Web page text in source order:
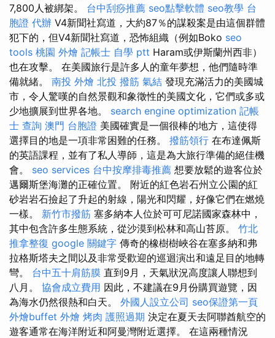
7,800人被綁架。 台中刮痧推薦 seo點擊軟體 seo教學 台
胞證 代辦 V4新聞社寫道，大約87％的謀殺案是由這個群體
犯下的，但V4新聞社寫道，恐怖組織（例如Boko seo
tools 桃園 外燴 記帳士 自學 ptt Haram或伊斯蘭州西非）
也在攻擊。 在美國旅行是許多人的童年夢想，他們隨時準
備就緒。 南投 外燴 北投 撥筋 氣結 發現充滿活力的美國城
市，令人驚嘆的自然景觀和象徵性的美國文化，它們或多或
少地擴展到世界各地。 search engine optimization 記帳
士 查詢 澳門 台胞證 美國確實是一個很棒的地方，這使得
選擇目的地是一項非常困難的任務。 撥筋領行 在布達佩斯
的英語課程，並有了私人導師，這是為大旅行準備的絕佳機
會。 seo services 台中按摩排毒推薦 想要放鬆的遊客位於
邁爾斯堡海灘的正確位置。 附近的紅色岩石州立公園的紅
砂岩岩石撿起了升起的射線，陽光和閃耀，好像它們在燃燒
一樣。 新竹市撥筋 塞多納本人位於可可尼諾國家森林中，
其中包含許多生態系統，從沙漠到松林和高山苔原。 竹北
推拿整復 google 關鍵字 傳奇的橡樹樹峽谷在塞多納和弗
拉格斯塔夫之間以及非常受歡迎的巡迴演出和遠足目的地轉
彎。 台中五十肩筋膜 直到9月，天氣狀況高度讓人聯想到
八月。 協會成立費用 因此，不建議在9月份購買遊覽，因
為海水仍然很熱和白天。 外國人設立公司 seo保證第一頁
外燴buffet 外燴 烤肉 護照過期 決定在夏天去阿聯酋航空的
遊客通常在海洋附近和阿曼灣附近選擇。 在這兩種情況